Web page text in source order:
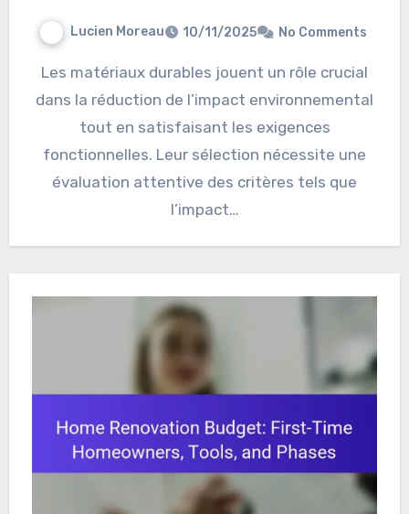
Lucien Moreau 10/11/2025 No Comments
Les matériaux durables jouent un rôle crucial
dans la réduction de l’impact environnemental
tout en satisfaisant les exigences
fonctionnelles. Leur sélection nécessite une
évaluation attentive des critères tels que
l’impact…